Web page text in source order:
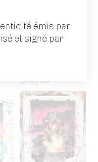
émis par
et signé par
$200.00